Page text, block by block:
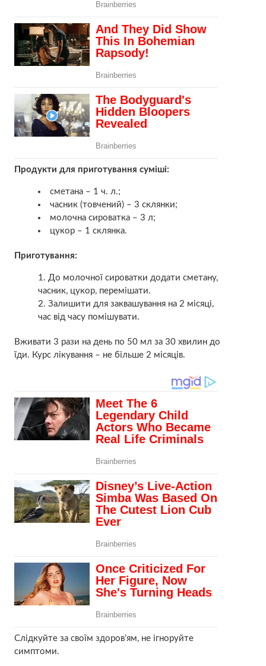
Продукти для приготування суміші:
сметана – 1 ч. л.;
часник (товчений) – 3 склянки;
молочна сироватка – 3 л;
цукор – 1 склянка.
Приготування:
До молочної сироватки додати сметану,
часник, цукор, перемішати.
Залишити для заквашування на 2 місяці,
час від часу помішувати.
Вживати 3 рази на день по 50 мл за 30 хвилин до
їди. Курс лікування – не більше 2 місяців.
Слідкуйте за своїм здоров’ям, не ігноруйте
симптоми.